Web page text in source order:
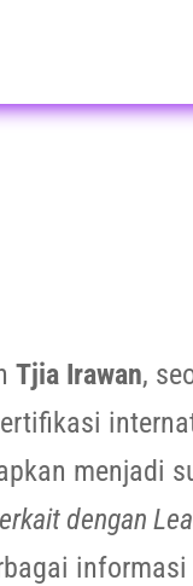
Tjia Irawan,
menjadi
dengan